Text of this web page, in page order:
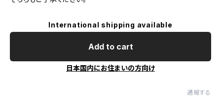
International shipping available
Add to cart
日本国内にお住まいの方向け
通報する